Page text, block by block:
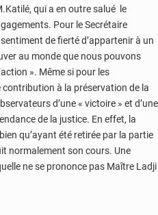
qui a en outre salué le
Pour le Secrétaire
sentiment de fierté d’appartenir à un
au monde que nous pouvons
». Même si pour les
à la préservation de la
d’une « victoire » et d’une
de la justice. En effet, la
qu’ayant été retirée par la partie
normalement son cours. Une
ne se prononce pas Maître Ladji